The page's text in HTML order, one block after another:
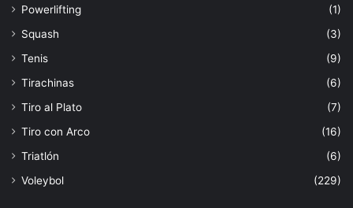
Powerlifting
(1)
Squash
(3)
Tenis
(9)
Tirachinas
(6)
Tiro al Plato
(7)
Tiro con Arco
(16)
Triatlón
(6)
Voleybol
(229)